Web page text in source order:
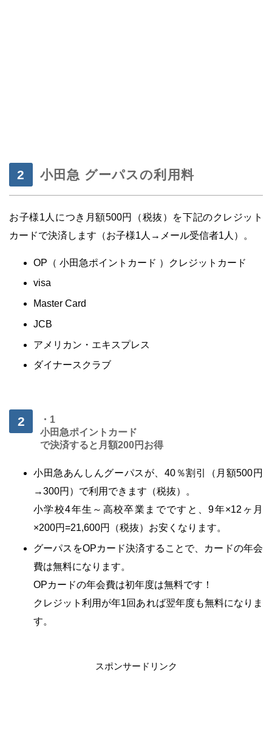
小田急 グーパスの利用料
お子様1人につき月額500円（税抜）を下記のクレジット
カードで決済します（お子様1人→メール受信者1人）。
OP（ 小田急ポイントカード ）クレジットカード
visa
Master Card
JCB
アメリカン・エキスプレス
ダイナースクラブ
・1
小田急ポイントカード
で決済すると月額200円お得
小田急あんしんグーパスが、40％割引（月額500円
→300円）で利用できます（税抜）。
小学校4年生～高校卒業までですと、9年×12ヶ月
×200円=21,600円（税抜）お安くなります。
グーパスをOPカード決済することで、カードの年会
費は無料になります。
OPカードの年会費は初年度は無料です！
クレジット利用が年1回あれば翌年度も無料になりま
す。
スポンサードリンク